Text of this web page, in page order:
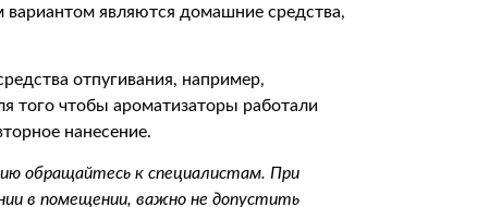
вариантом являются домашние средства,
отпугивания, например,
того чтобы ароматизаторы работали
нанесение.
обращайтесь к специалистам. При
в помещении, важно не допустить